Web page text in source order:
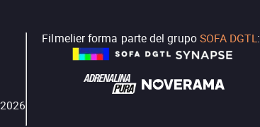
2026
Filmelier forma parte del grupoSOFA DGTL: